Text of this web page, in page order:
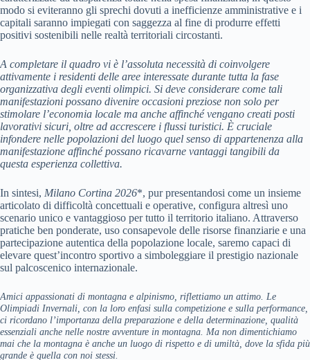
modo si eviteranno gli sprechi dovuti a inefficienze amministrative e i
capitali saranno impiegati con saggezza al fine di produrre effetti
positivi sostenibili nelle realtà territoriali circostanti.
A completare il quadro vi è l’assoluta necessità di coinvolgere
attivamente i residenti delle aree interessate durante tutta la fase
organizzativa degli eventi olimpici. Si deve considerare come tali
manifestazioni possano divenire occasioni preziose non solo per
stimolare l’economia locale ma anche affinché vengano creati posti
lavorativi sicuri, oltre ad accrescere i flussi turistici. È cruciale
infondere nelle popolazioni del luogo quel senso di appartenenza alla
manifestazione affinché possano ricavarne vantaggi tangibili da
questa esperienza collettiva.
In sintesi, Milano Cortina 2026*, pur presentandosi come un insieme
articolato di difficoltà concettuali e operative, configura altresì uno
scenario unico e vantaggioso per tutto il territorio italiano. Attraverso
pratiche ben ponderate, uso consapevole delle risorse finanziarie e una
partecipazione autentica della popolazione locale, saremo capaci di
elevare quest’incontro sportivo a simboleggiare il prestigio nazionale
sul palcoscenico internazionale.
Amici appassionati di montagna e alpinismo, riflettiamo un attimo. Le
Olimpiadi Invernali, con la loro enfasi sulla competizione e sulla performance,
ci ricordano l’importanza della preparazione e della determinazione, qualità
essenziali anche nelle nostre avventure in montagna. Ma non dimentichiamo
mai che la montagna è anche un luogo di rispetto e di umiltà, dove la sfida più
grande è quella con noi stessi.